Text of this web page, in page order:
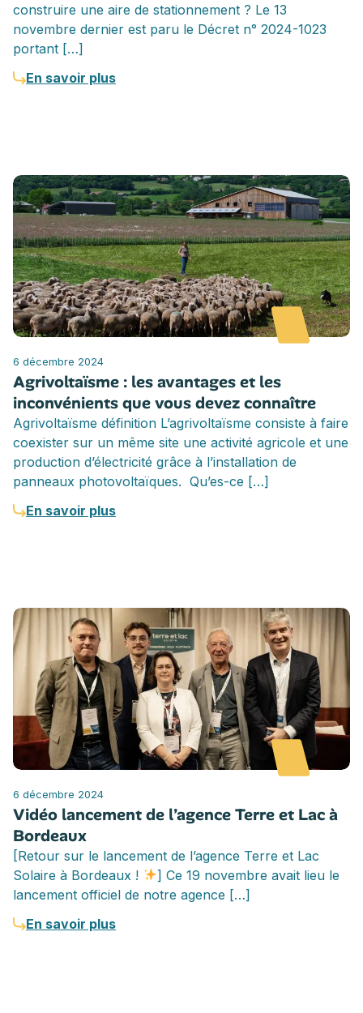
construire une aire de stationnement ? Le 13
novembre dernier est paru le Décret n° 2024-1023
portant […]
En savoir plus
6 décembre 2024
Agrivoltaïsme : les avantages et les
inconvénients que vous devez connaître
Agrivoltaïsme définition L’agrivoltaïsme consiste à faire
coexister sur un même site une activité agricole et une
production d’électricité grâce à l’installation de
panneaux photovoltaïques. Qu’es-ce […]
En savoir plus
6 décembre 2024
Vidéo lancement de l’agence Terre et Lac à
Bordeaux
[Retour sur le lancement de l’agence Terre et Lac
Solaire à Bordeaux !
] Ce 19 novembre avait lieu le
lancement officiel de notre agence […]
En savoir plus